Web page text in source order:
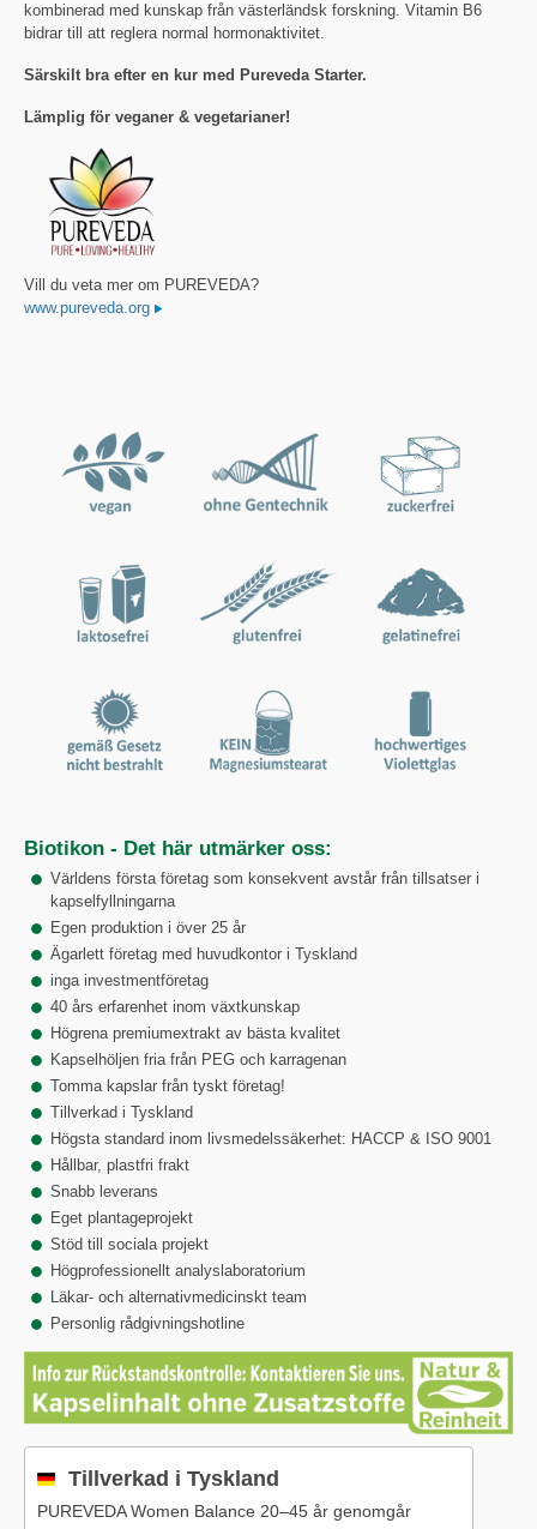
kombinerad med kunskap från västerländsk forskning. Vitamin B6
bidrar till att reglera normal hormonaktivitet.
Särskilt bra efter en kur med Pureveda Starter.
Lämplig för veganer & vegetarianer!
Vill du veta mer om PUREVEDA?
www.pureveda.org
Biotikon - Det här utmärker oss:
Världens första företag som konsekvent avstår från tillsatser i
kapselfyllningarna
Egen produktion i över 25 år
Ägarlett företag med huvudkontor i Tyskland
inga investmentföretag
40 års erfarenhet inom växtkunskap
Högrena premiumextrakt av bästa kvalitet
Kapselhöljen fria från PEG och karragenan
Tomma kapslar från tyskt företag!
Tillverkad i Tyskland
Högsta standard inom livsmedelssäkerhet: HACCP & ISO 9001
Hållbar, plastfri frakt
Snabb leverans
Eget plantageprojekt
Stöd till sociala projekt
Högprofessionellt analyslaboratorium
Läkar- och alternativmedicinskt team
Personlig rådgivningshotline
Tillverkad i Tyskland
PUREVEDA Women Balance 20–45 år genomgår